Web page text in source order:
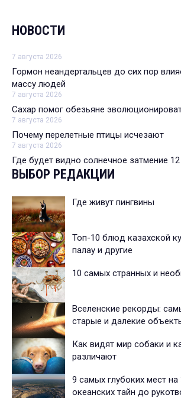
НОВОСТИ
7 августа 2026
Гормон неандертальцев до сих пор
массу людей
7 августа 2026
Сахар помог обезьяне
7 августа 2026
Почему перелетные птицы исчезают
7 августа 2026
Где будет видно солнечное затмение 12
ВЫБОР РЕДАКЦИИ
Где живут пингвины
Топ-10 блюд казахской
палау и другие
10 самых странных и
Вселенские рекорды:
старые и далекие
Как видят мир собаки и
различают
9 самых глубоких мест на
океанских тайн до